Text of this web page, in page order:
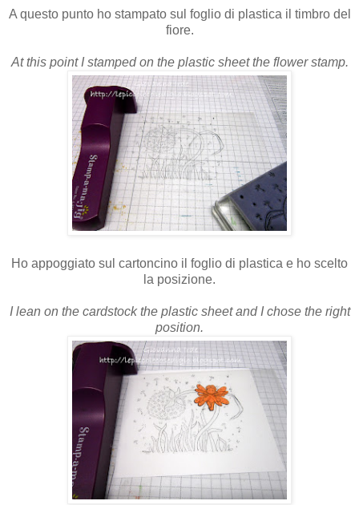
A questo punto ho stampato sul foglio di plastica il timbro del
fiore.
At this point I stamped on the plastic sheet the flower stamp.
Ho appoggiato sul cartoncino il foglio di plastica e ho scelto
la posizione.
I lean on the cardstock the plastic sheet and I chose the right
position.